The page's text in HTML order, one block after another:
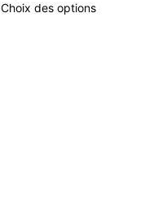
Choix des options